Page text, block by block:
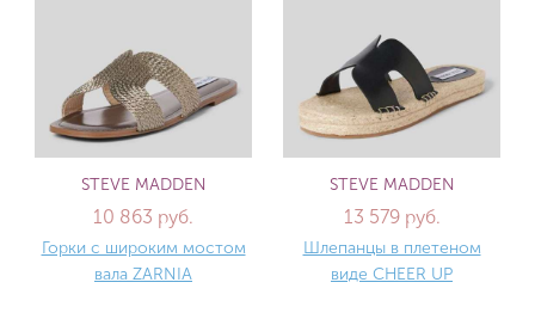
STEVE MADDEN
10 863 руб.
Горки с широким мостом
вала ZARNIA
STEVE MADDEN
13 579 руб.
Шлепанцы в плетеном
виде CHEER UP